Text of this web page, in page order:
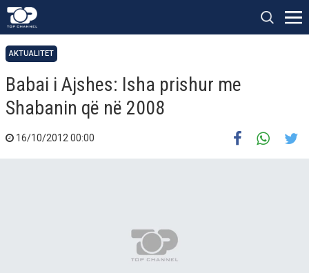
AKTUALITET
Babai i Ajshes: Isha prishur me
Shabanin që në 2008
16/10/2012 00:00